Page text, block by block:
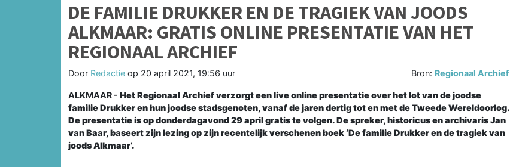
DE FAMILIE DRUKKER EN DE TRAGIEK VAN JOODS
ALKMAAR: GRATIS ONLINE PRESENTATIE VAN HET
REGIONAAL ARCHIEF
Door Redactie op 20 april 2021, 19:56 uur Bron: Regionaal Archief
ALKMAAR - Het Regionaal Archief verzorgt een live online presentatie over het lot van de joodse
familie Drukker en hun joodse stadsgenoten, vanaf de jaren dertig tot en met de Tweede Wereldoorlog.
De presentatie is op donderdagavond 29 april gratis te volgen. De spreker, historicus en archivaris Jan
van Baar, baseert zijn lezing op zijn recentelijk verschenen boek ‘De familie Drukker en de tragiek van
joods Alkmaar’.